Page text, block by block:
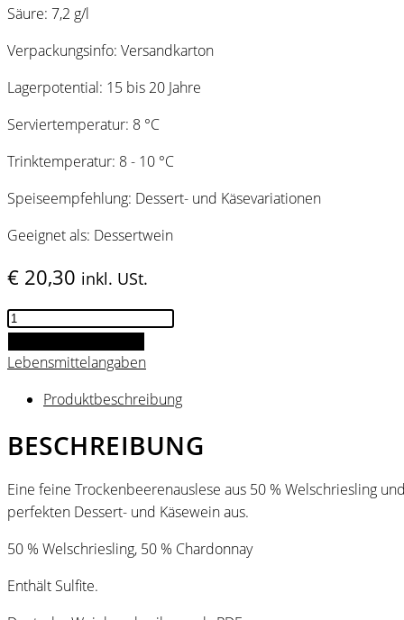
Säure: 7,2 g/l
Verpackungsinfo: Versandkarton
Lagerpotential: 15 bis 20 Jahre
Serviertemperatur: 8 °C
Trinktemperatur: 8 - 10 °C
Speiseempfehlung: Dessert- und Käsevariationen
Geeignet als: Dessertwein
€ 20,30 inkl. USt.
Small
HILL
Sweet
Lebensmittelangaben
Produktbeschreibung
BESCHREIBUNG
Eine feine Trockenbeerenauslese aus 50 % Welschriesling
perfekten Dessert- und Käsewein aus.
50 % Welschriesling, 50 % Chardonnay
Enthält Sulfite.